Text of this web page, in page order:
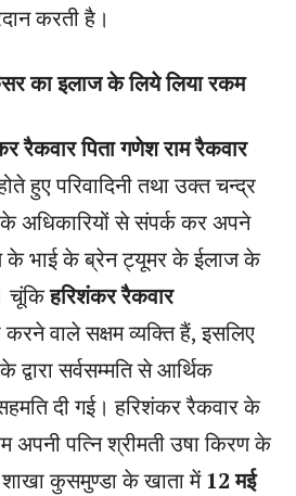
करती है।
का इलाज के लिये लिया रकम
रैकवार पिता गणेश राम रैकवार
हुए परिवादिनी तथा उक्त चन्द्र
अधिकारियों से संपर्क कर अपने
के भाई के ब्रेन ट्यूमर के ईलाज के
चूंकिहरिशंकर रैकवार
करने वाले सक्षम व्यक्ति हैं, इसलिए
द्वारा सर्वसम्मति से आर्थिक
दी गई। हरिशंकर रैकवार के
अपनी पत्नि श्रीमती उषा किरण के
कुसमुण्डा के खाता में12 मई